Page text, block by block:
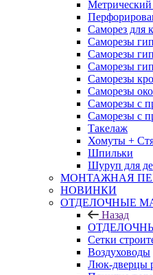
Саморез для
Саморезы
Саморезы
Саморезы
Саморезы
Саморезы
Саморезы с
Саморезы с
Такелаж
Хомуты +
Шпильки
Шуруп для
МОНТАЖНАЯ
НОВИНКИ
ОТДЕЛОЧНЫЕ
Назад
Сетки
Воздуховоды
Люк-дверцы